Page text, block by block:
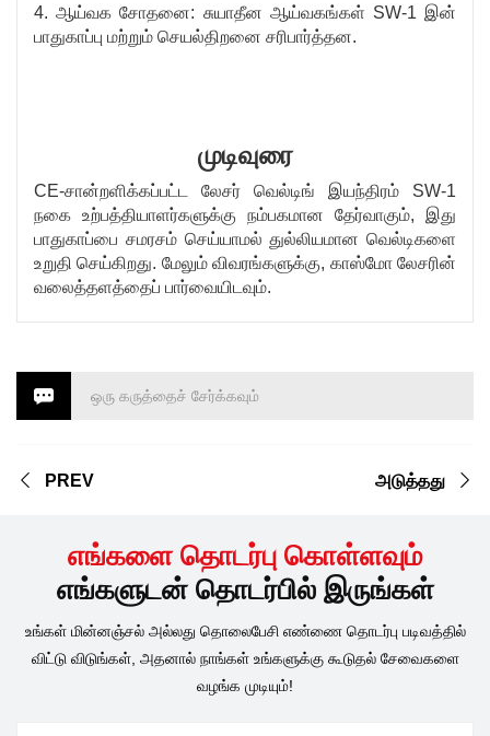
4. ஆய்வக சோதனை: சுயாதீன ஆய்வகங்கள் SW-1 இன்
பாதுகாப்பு மற்றும் செயல்திறனை சரிபார்த்தன.
முடிவுரை
CE-சான்றளிக்கப்பட்ட லேசர் வெல்டிங் இயந்திரம் SW-1
நகை உற்பத்தியாளர்களுக்கு நம்பகமான தேர்வாகும், இது
பாதுகாப்பை சமரசம் செய்யாமல் துல்லியமான வெல்டிகளை
உறுதி செய்கிறது. மேலும் விவரங்களுக்கு, காஸ்மோ லேசரின்
வலைத்தளத்தைப் பார்வையிடவும்.
ஒரு கருத்தைச் சேர்க்கவும்
PREV அடுத்தது
எங்களை தொடர்பு கொள்ளவும்
எங்களுடன் தொடர்பில் இருங்கள்
உங்கள் மின்னஞ்சல் அல்லது தொலைபேசி எண்ணை தொடர்பு படிவத்தில்
விட்டு விடுங்கள், அதனால் நாங்கள் உங்களுக்கு கூடுதல் சேவைகளை
வழங்க முடியும்!